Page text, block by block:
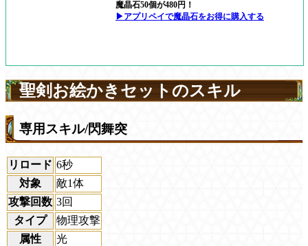
魔晶石50個が480円！
▶アプリペイで魔晶石をお得に購入する
聖剣お絵かきセットのスキル
専用スキル/閃舞突
リロード 6秒
対象
敵1体
攻撃回数 3回
タイプ
物理攻撃
属性
光